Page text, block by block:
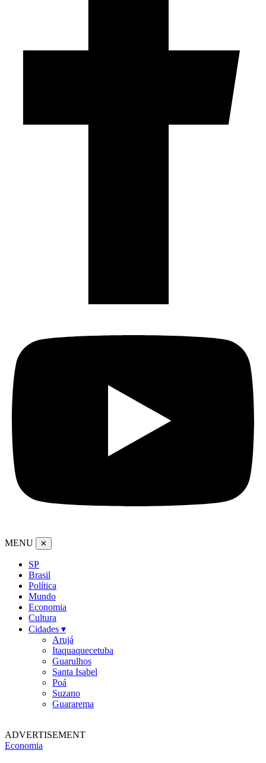
MENU ✕
SP
Brasil
Política
Mundo
Economia
Cultura
Cidades ▾
Arujá
Itaquaquecetuba
Guarulhos
Santa Isabel
Poá
Suzano
Guararema
ADVERTISEMENT
Economia